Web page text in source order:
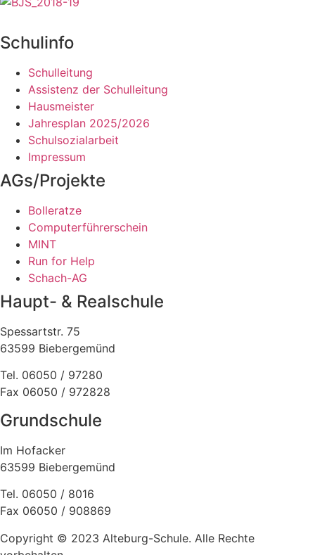
Schulinfo
Schulleitung
Assistenz der Schulleitung
Hausmeister
Jahresplan 2025/2026
Schulsozialarbeit
Impressum
AGs/Projekte
Bolleratze
Computerführerschein
MINT
Run for Help
Schach-AG
Haupt- & Realschule
Spessartstr. 75
63599 Biebergemünd
Tel. 06050 / 97280
Fax 06050 / 972828
Grundschule
Im Hofacker
63599 Biebergemünd
Tel. 06050 / 8016
Fax 06050 / 908869
Copyright © 2023 Alteburg-Schule. Alle Rechte